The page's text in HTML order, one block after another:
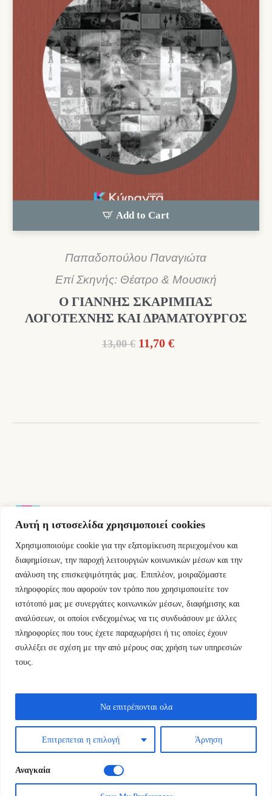
Αυτή η ιστοσελίδα χρησιμοποιεί cookies
Χρησιμοποιούμε cookie για την εξατομίκευση περιεχομένου και
διαφημίσεων, την παροχή λειτουργιών κοινωνικών μέσων και την
ανάλυση της επισκεψιμότητάς μας. Επιπλέον, μοιραζόμαστε
πληροφορίες που αφορούν τον τρόπο που χρησιμοποιείτε τον
ιστότοπό μας με συνεργάτες κοινωνικών μέσων, διαφήμισης και
αναλύσεων, οι οποίοι ενδεχομένως να τις συνδυάσουν με άλλες
πληροφορίες που τους έχετε παραχωρήσει ή τις οποίες έχουν
συλλέξει σε σχέση με την από μέρους σας χρήση των υπηρεσιών
τους.
Επιτρεπεται η επιλογή Άρνηση
Να επιτρέπονται ολα
Αναγκαία
Add to Cart
Παπαδοπούλου Παναγιώτα
Επί Σκηνής: Θέατρο & Μουσική
Ο ΓΙΑΝΝΗΣ ΣΚΑΡΙΜΠΑΣ
ΛΟΓΟΤΕΧΝΗΣ ΚΑΙ ΔΡΑΜΑΤΟΥΡΓΟΣ
13,00 € Original
11,70 €Η
Εμμ.Μπενάκη 76 10681 Αθήνα Ελλάδα.
+30.2110084023
info@kyfantabooks.gr
Βρείτε μας